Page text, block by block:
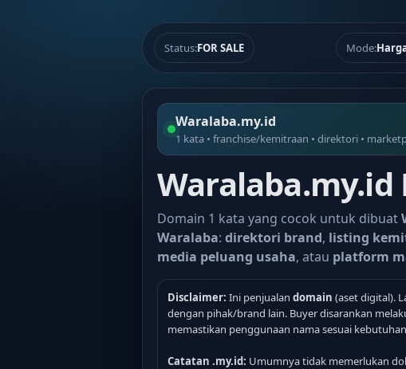
Status:FOR SALE Mode:
Waralaba.my.id
1 kata • franchise/kemitraan • direktori •
Waralaba.my.id
Domain 1 kata yang cocok untuk dibuat
Waralaba: direktori brand, listing
media peluang usaha, atau platform
Disclaimer: Ini penjualan domain (aset digital).
dengan pihak/brand lain. Buyer disarankan
memastikan penggunaan nama sesuai
Catatan .my.id: Umumnya tidak memerlukan